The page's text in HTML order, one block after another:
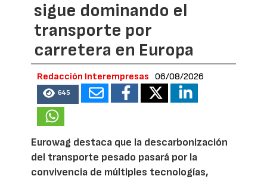
sigue dominando el
transporte por
carretera en Europa
Redacción Interempresas 06/08/2026
645
Eurowag destaca que la descarbonización
del transporte pesado pasará por la
convivencia de múltiples tecnologías,